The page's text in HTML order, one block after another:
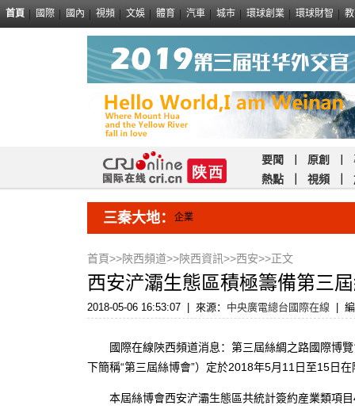
首頁 國際 國內 視頻 文娛 體育 汽車 城市 環球創業 環球財智
要聞 原創
熱點
視頻
三秦大地： 企業
首頁>>陝西頻道>>陝西資訊>>西安>>正文
西安浐灞生態區積極籌備第三
2018-05-06 16:53:07 來源： 中央廣電總台國際在線
國際在線陝西頻道消息：第三屆絲綢之路國際博覽
下簡稱“第三屆絲博會”）定於2018年5月11日至15日
本屆絲博會西安浐灞生態區共統計簽約産業類項目